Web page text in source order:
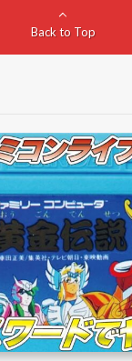
Back to Top